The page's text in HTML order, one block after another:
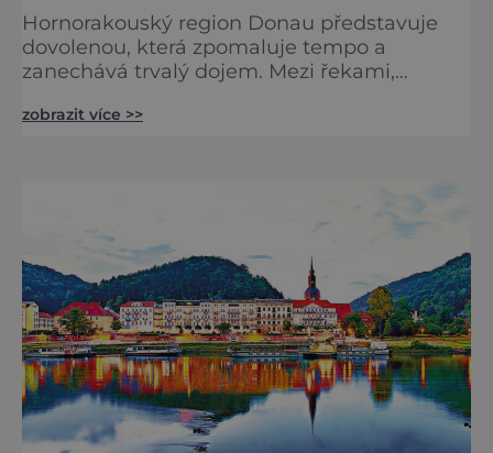
Hornorakouský region Donau představuje
dovolenou, která zpomaluje tempo a
zanechává trvalý dojem. Mezi řekami,
propojují pohyb, příroda, gastronomie a
cyklistických výletech podél řek, pěších
túrách s dalekými výhledy, rodinnýc
zobrazit více >>